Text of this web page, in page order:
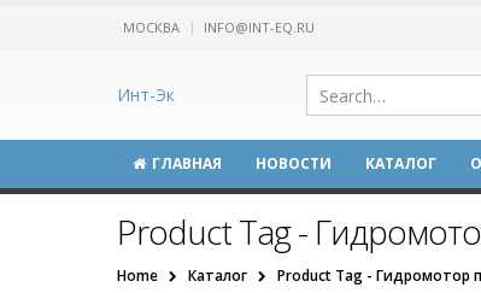
МОСКВА INFO@INT-EQ.RU
Инт-Эк
ГЛАВНАЯ НОВОСТИ КАТАЛОГ
Product Tag -
Home Каталог Product Tag - Гидромотор